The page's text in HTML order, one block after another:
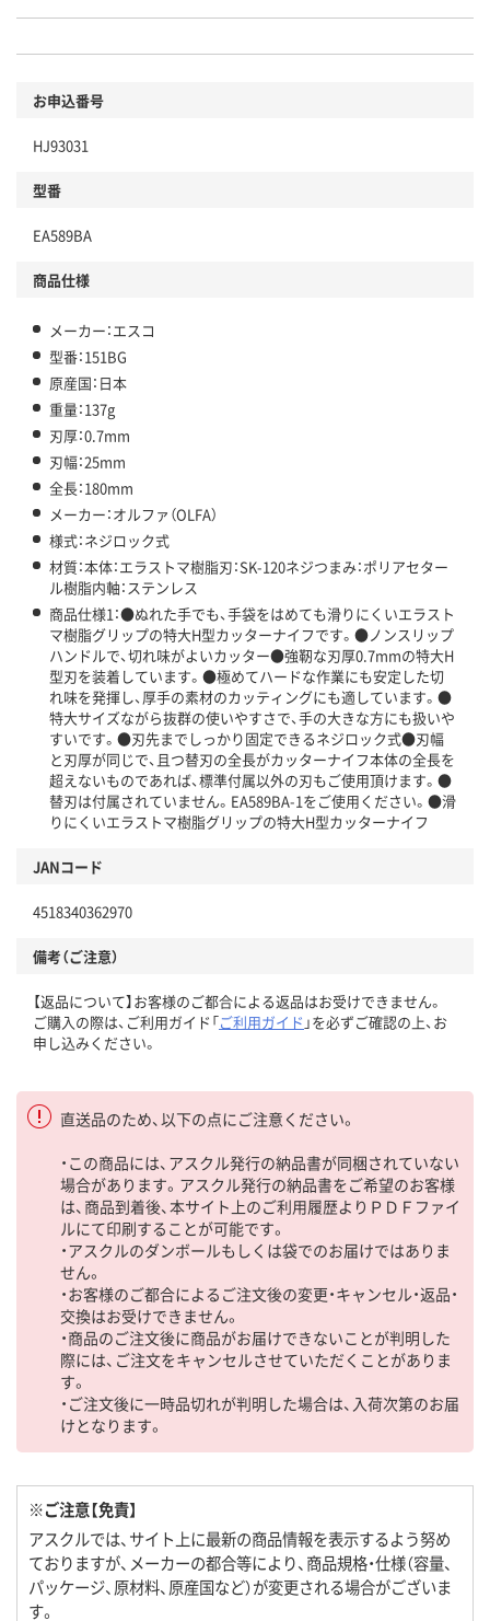
お申込番号
HJ93031
型番
EA589BA
商品仕様
メーカー：エスコ
型番：151BG
原産国：日本
重量：137g
刃厚：0.7mm
刃幅：25mm
全長：180mm
メーカー：オルファ（OLFA）
様式：ネジロック式
材質：本体：エラストマ樹脂刃：SK-120ネジつまみ：ポリアセター
ル樹脂内軸：ステンレス
商品仕様1：●ぬれた手でも、手袋をはめても滑りにくいエラスト
マ樹脂グリップの特大H型カッターナイフです。●ノンスリップ
ハンドルで、切れ味がよいカッター●強靭な刃厚0.7mmの特大H
型刃を装着しています。●極めてハードな作業にも安定した切
れ味を発揮し、厚手の素材のカッティングにも適しています。●
特大サイズながら抜群の使いやすさで、手の大きな方にも扱いや
すいです。●刃先までしっかり固定できるネジロック式●刃幅
と刃厚が同じで、且つ替刃の全長がカッターナイフ本体の全長を
超えないものであれば、標準付属以外の刃もご使用頂けます。●
替刃は付属されていません。EA589BA-1をご使用ください。●滑
りにくいエラストマ樹脂グリップの特大H型カッターナイフ
JANコード
4518340362970
備考（ご注意）
【返品について】お客様のご都合による返品はお受けできません。
ご購入の際は、ご利用ガイド「ご利用ガイド 」を必ずご確認の上、お
申し込みください。
直送品のため、以下の点にご注意ください。
・この商品には、アスクル発行の納品書が同梱されていない
場合があります。アスクル発行の納品書をご希望のお客様
は、商品到着後、本サイト上のご利用履歴よりＰＤＦファイ
ルにて印刷することが可能です。
・アスクルのダンボールもしくは袋でのお届けではありま
せん。
・お客様のご都合によるご注文後の変更・キャンセル・返品・
交換はお受けできません。
・商品のご注文後に商品がお届けできないことが判明した
際には、ご注文をキャンセルさせていただくことがありま
す。
・ご注文後に一時品切れが判明した場合は、入荷次第のお届
けとなります。
※ご注意【免責】
アスクルでは、サイト上に最新の商品情報を表示するよう努め
ておりますが、メーカーの都合等により、商品規格・仕様（容量、
パッケージ、原材料、原産国など）が変更される場合がございま
す。